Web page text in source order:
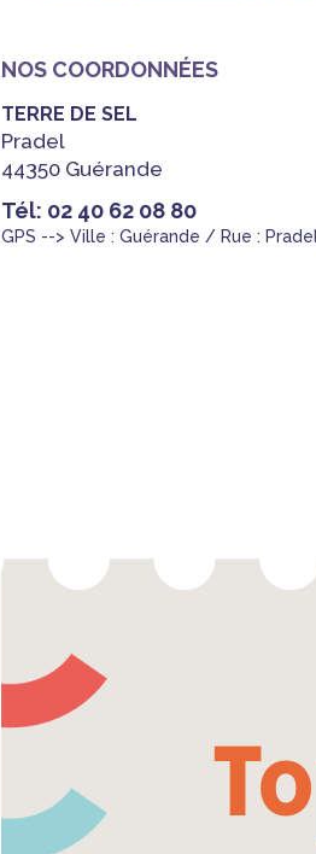
NOS COORDONNÉES
TERRE DE SEL
Pradel
44350 Guérande
Tél: 02 40 62 08 80
GPS --> Ville : Guérande / Rue :